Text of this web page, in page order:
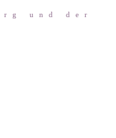
und der